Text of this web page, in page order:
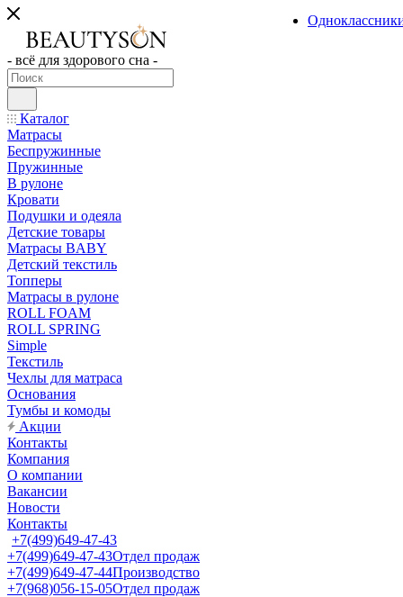
- всё для здорового сна -
Каталог
Матрасы
Беспружинные
Пружинные
В рулоне
Кровати
Подушки и одеяла
Детские товары
Матрасы BABY
Детский текстиль
Топперы
Матрасы в рулоне
ROLL FOAM
ROLL SPRING
Simple
Текстиль
Чехлы для матраса
Основания
Тумбы и комоды
Акции
Контакты
Компания
О компании
Вакансии
Новости
Контакты
+7(499)649-47-43
+7(499)649-47-43Отдел продаж
+7(499)649-47-44Производство
+7(968)056-15-05Отдел продаж